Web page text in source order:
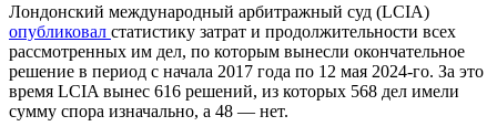
Лондонский международный арбитражный суд (LCIA)
опубликовал статистику затрат и продолжительности всех
рассмотренных им дел, по которым вынесли окончательное
решение в период с начала 2017 года по 12 мая 2024-го. За это
время LCIA вынес 616 решений, из которых 568 дел имели
сумму спора изначально, а 48 — нет.